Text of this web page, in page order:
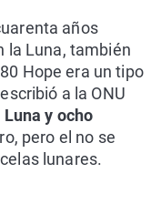
años
la Luna, también
Hope era un tipo
a la ONU
y ocho
pero el no se
lunares.